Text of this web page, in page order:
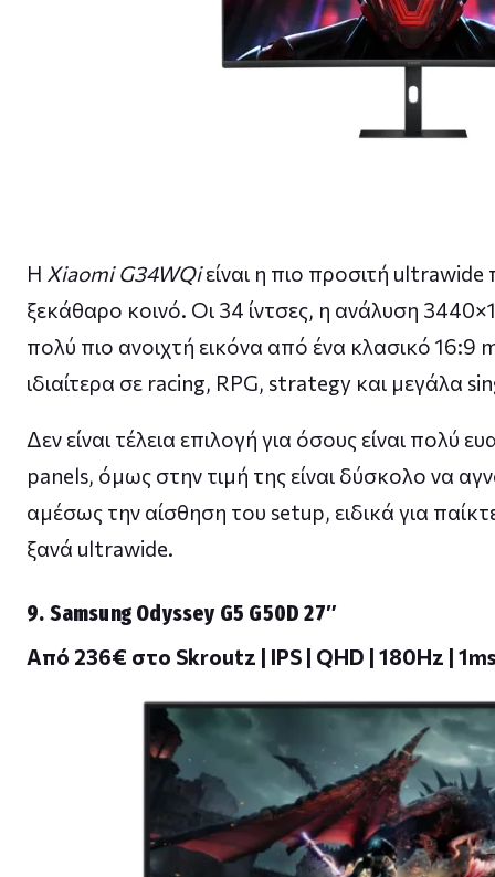
Η Xiaomi G34WQiείναι η πιο προσιτή ultrawide
ξεκάθαρο κοινό. Οι 34 ίντσες, η ανάλυση
πολύ πιο ανοιχτή εικόνα από ένα κλασικό
ιδιαίτερα σε racing, RPG, strategy και μεγάλα
Δεν είναι τέλεια επιλογή για όσους είναι πολύ
panels, όμως στην τιμή της είναι δύσκολο να
αμέσως την αίσθηση του setup, ειδικά για
ξανά ultrawide.
9. Samsung Odyssey G5 G50D 27″
Από 236€ στο Skroutz | IPS | QHD | 180Hz | 1ms